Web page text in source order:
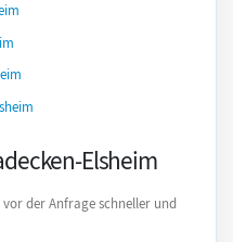
Elsheim
der Anfrage schneller und